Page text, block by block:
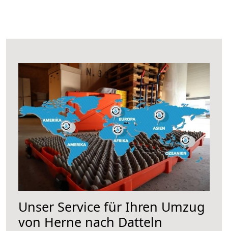
Unser Service für Ihren Umzug
von Herne nach Datteln